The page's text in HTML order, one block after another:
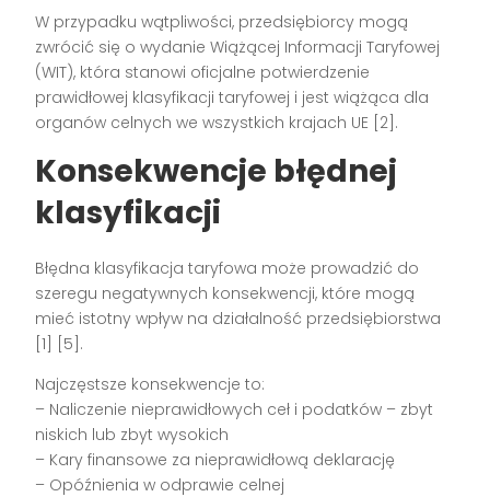
W przypadku wątpliwości, przedsiębiorcy mogą
zwrócić się o wydanie Wiążącej Informacji Taryfowej
(WIT), która stanowi oficjalne potwierdzenie
prawidłowej klasyfikacji taryfowej i jest wiążąca dla
organów celnych we wszystkich krajach UE [2].
Konsekwencje błędnej
klasyfikacji
Błędna klasyfikacja taryfowa może prowadzić do
szeregu negatywnych konsekwencji, które mogą
mieć istotny wpływ na działalność przedsiębiorstwa
[1] [5].
Najczęstsze konsekwencje to:
– Naliczenie nieprawidłowych ceł i podatków – zbyt
niskich lub zbyt wysokich
– Kary finansowe za nieprawidłową deklarację
– Opóźnienia w odprawie celnej